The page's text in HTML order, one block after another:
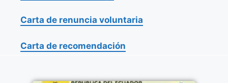
Carta de renuncia voluntaria
Carta de recomendación